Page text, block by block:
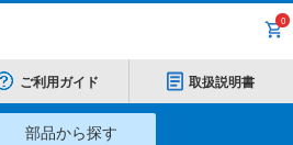
0
ご利用ガイド 取扱説明書
部品から探す